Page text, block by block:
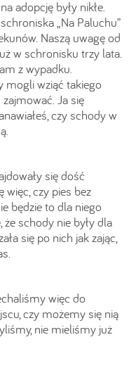
adopcję były nikłe.
„Na Paluchu”
Naszą uwagę od
w schronisku trzy lata.
z wypadku.
mogli wziąć takiego
Ja się
czy schody w
się dość
więc, czy pies bez
będzie to dla niego
schody nie były dla
się po nich jak zając,
więc do
czy możemy się nią
nie mieliśmy już